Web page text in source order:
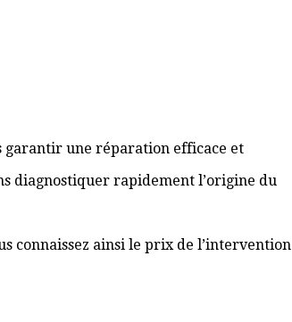
garantir une réparation efficace et
diagnostiquer rapidement l’origine du
connaissez ainsi le prix de l’intervention